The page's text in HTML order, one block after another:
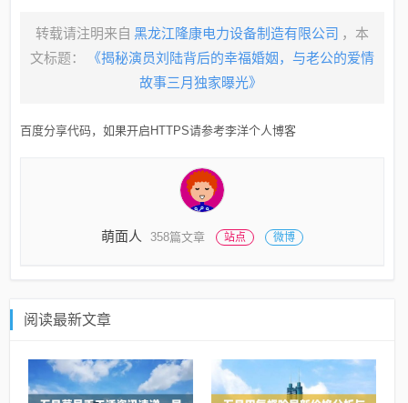
转载请注明来自 黑龙江隆康电力设备制造有限公司 ，本
文标题：
《揭秘演员刘陆背后的幸福婚姻，与老公的爱情
故事三月独家曝光》
百度分享代码，如果开启HTTPS请参考李洋个人博客
萌面人 358篇文章 站点 微博
阅读最新文章